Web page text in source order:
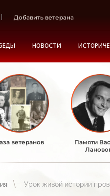
Добавить ветерана
НОВОСТИ
ветеранов
Памяти
Урок живой истории